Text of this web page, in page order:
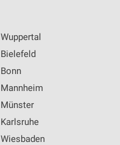
Wuppertal
Bielefeld
Bonn
Mannheim
Münster
Karlsruhe
Wiesbaden